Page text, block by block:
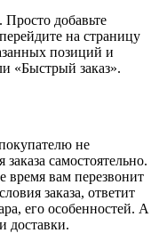
добавьте
на страницу
позиций и
«Быстрый заказ».
не
самостоятельно.
время вам перезвонит
заказа, ответит
его особенностей. А
доставки.